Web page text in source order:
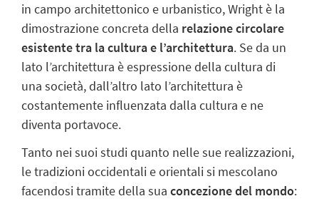
in campo architettonico e urbanistico, Wright è la
dimostrazione concreta della relazione circolare
esistente tra la cultura e l’architettura. Se da un
lato l’architettura è espressione della cultura di
una società, dall’altro lato l’architettura è
costantemente influenzata dalla cultura e ne
diventa portavoce.
Tanto nei suoi studi quanto nelle sue realizzazioni,
le tradizioni occidentali e orientali si mescolano
facendosi tramite della sua concezione del mondo: